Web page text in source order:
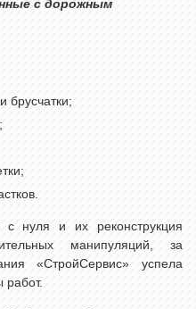
с дорожным
брусчатки;
с нуля и их реконструкция
манипуляций, за
«СтройСервис» успела
работ.